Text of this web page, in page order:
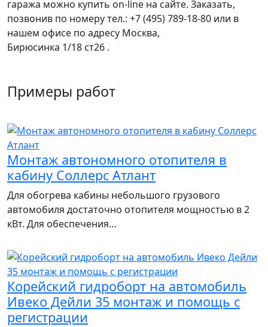
гаража можно купить on-line на сайте. Заказать,
позвонив по номеру тел.: +7 (495) 789-18-80 или в
нашем офисе по адресу Москва,
Бирюсинка 1/18 ст26 ​.
Примеры работ
Монтаж автономного отопителя в
кабину Соллерс Атлант
Для обогрева кабины небольшого грузового
автомобиля достаточно отопителя мощностью в 2
кВт. Для обеспечения…
Корейский гидроборт на автомобиль
Ивеко Дейли 35 монтаж и помощь с
регистрации